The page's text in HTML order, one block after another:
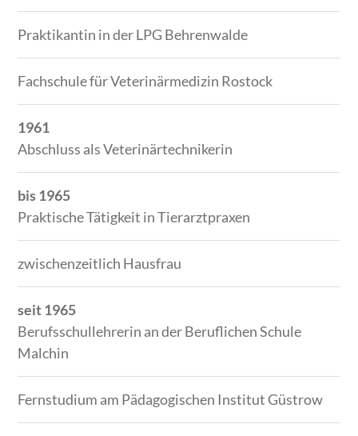
Praktikantin in der LPG Behrenwalde
Fachschule für Veterinärmedizin Rostock
1961
Abschluss als Veterinärtechnikerin
bis 1965
Praktische Tätigkeit in Tierarztpraxen
zwischenzeitlich Hausfrau
seit 1965
Berufsschullehrerin an der Beruflichen Schule
Malchin
Fernstudium am Pädagogischen Institut Güstrow